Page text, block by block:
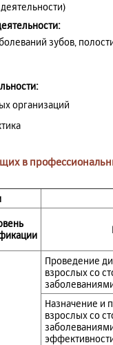
зубов,
организаций
в
Проведение
взрослых со
Назначение и
взрослых со